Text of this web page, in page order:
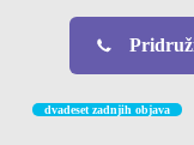
dvadeset zadnjih objava